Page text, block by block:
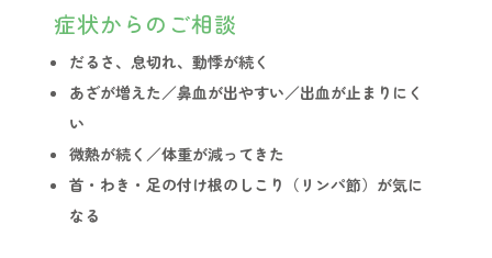
症状からのご相談
だるさ、息切れ、動悸が続く
あざが増えた／鼻血が出やすい／出血が止まりにく
い
微熱が続く／体重が減ってきた
首・わき・足の付け根のしこり（リンパ節）が気に
なる